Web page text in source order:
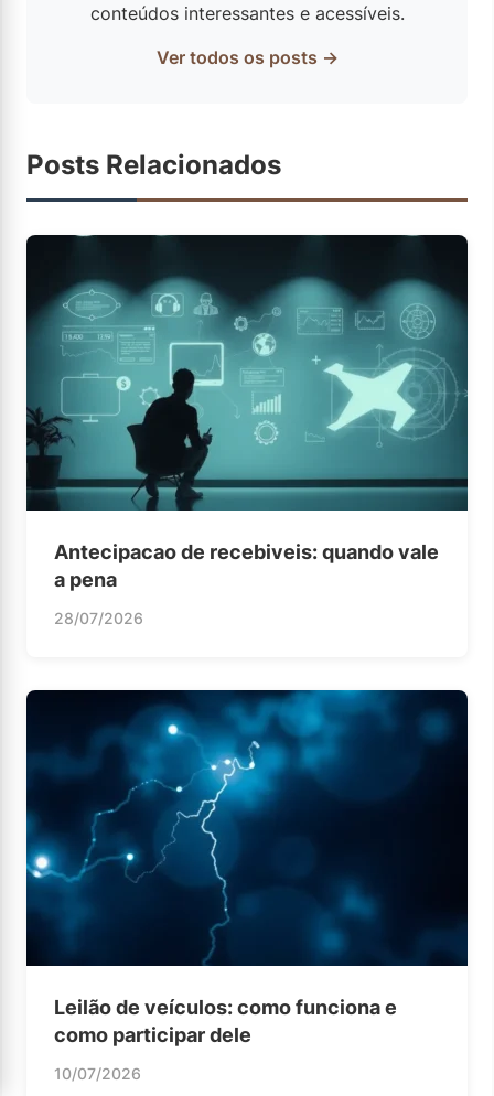
conteúdos interessantes e acessíveis.
Ver todos os posts →
Posts Relacionados
Antecipacao de recebiveis: quando vale
a pena
28/07/2026
Leilão de veículos: como funciona e
como participar dele
10/07/2026